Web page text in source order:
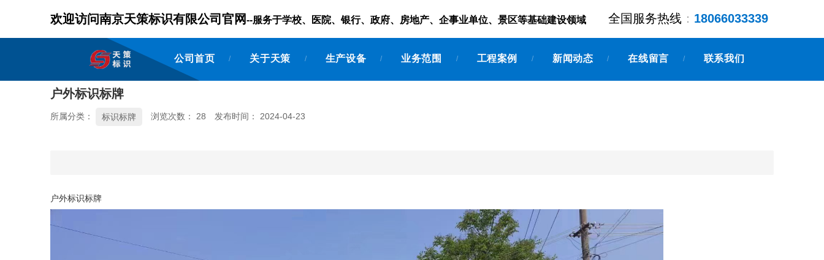
欢迎访问南京天策标识有限公司官网--服务于学校、医院、银行、政府、房地产、企事业单位、景区等基础建设领域 全国服务热线： 18066033339
公司首页 / 关于天策 / 生产设备 / 业务范围 / 工程案例 / 新闻动态 / 在线留言 / 联系我们
户外标识标牌
所属分类： 标识标牌 浏览次数： 28 发布时间： 2024-04-23
户外标识标牌